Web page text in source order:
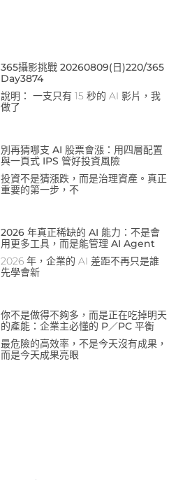
365攝影挑戰 20260809(日)220/365
Day3874
說明： 一支只有 15 秒的 AI 影片，我
做了
別再猜哪支 AI 股票會漲：用四層配置
與一頁式 IPS 管好投資風險
投資不是猜漲跌，而是治理資產。真正
重要的第一步，不
2026 年真正稀缺的 AI 能力：不是會
用更多工具，而是能管理 AI Agent
2026 年，企業的 AI 差距不再只是誰
先學會新
你不是做得不夠多，而是正在吃掉明天
的產能：企業主必懂的 P／PC 平衡
最危險的高效率，不是今天沒有成果，
而是今天成果亮眼